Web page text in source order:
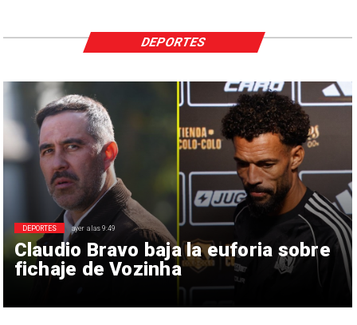
Claudio Bravo baja la euforia sobre
fichaje de Vozinha
DEPORTES ayer a las 9:49
DEPORTES